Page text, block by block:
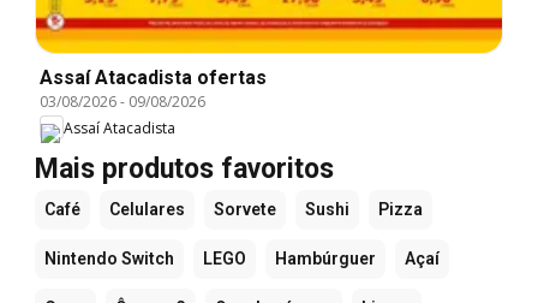
Assaí Atacadista ofertas
03/08/2026- 09/08/2026
Assaí Atacadista
Mais produtos favoritos
Café Celulares Sorvete Sushi Pizza
Nintendo Switch LEGO Hambúrguer Açaí